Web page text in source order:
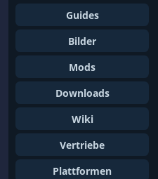
Guides
Bilder
Mods
Downloads
Wiki
Vertriebe
Plattformen